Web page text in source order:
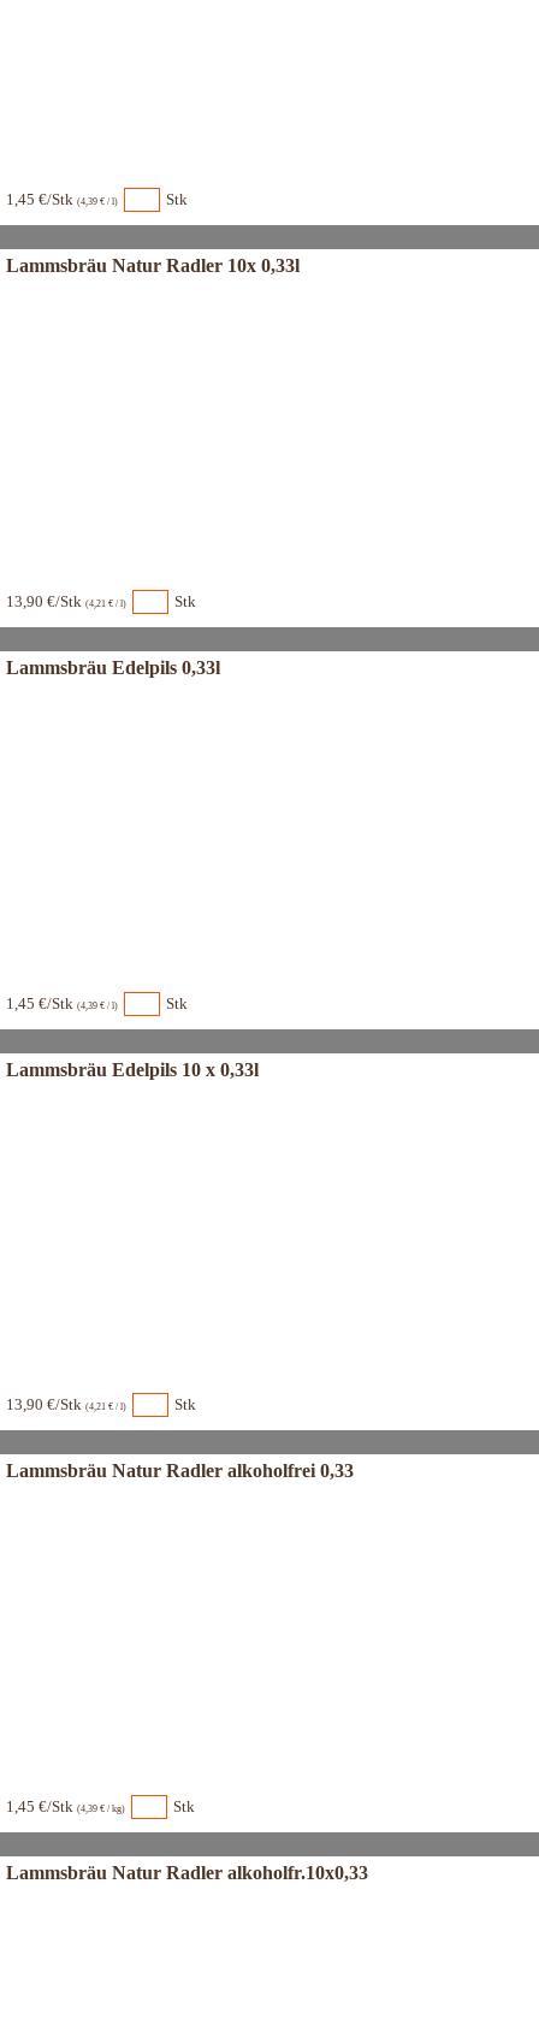
1,45 €/Stk (4,39 € / l) Stk
Lammsbräu Natur Radler 10x 0,33l
13,90 €/Stk (4,21 € / l) Stk
Lammsbräu Edelpils 0,33l
1,45 €/Stk (4,39 € / l) Stk
Lammsbräu Edelpils 10 x 0,33l
13,90 €/Stk (4,21 € / l) Stk
Lammsbräu Natur Radler alkoholfrei 0,33
1,45 €/Stk (4,39 € / kg) Stk
Lammsbräu Natur Radler alkoholfr.10x0,33